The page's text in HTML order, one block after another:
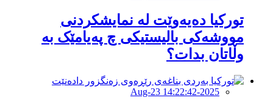
تورکیا دەیەوێت لە نمایشکردنی
مووشەکی بالیستیکی چ پەیامێک بە
وڵاتان بدات؟
2025-Aug-23 14:22:42